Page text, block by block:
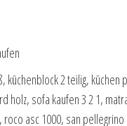
küchenblock 2 teilig, küchen
holz, sofa kaufen 3 2 1,
roco asc 1000, san